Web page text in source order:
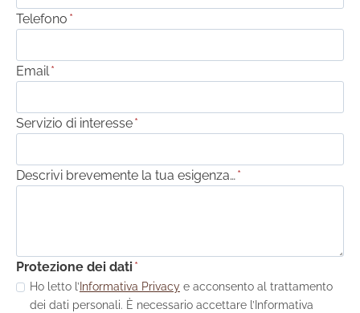
Telefono *
Email*
Servizio di interesse*
Descrivi brevemente la tua esigenza…*
Protezione dei dati *
Ho letto l’ Informativa Privacye acconsento al trattamento
dei dati personali. È necessario accettare l’Informativa